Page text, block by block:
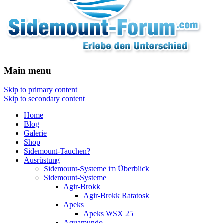
Main menu
Skip to primary content
Skip to secondary content
Home
Blog
Galerie
Shop
Sidemount-Tauchen?
Ausrüstung
Sidemount-Systeme im Überblick
Sidemount-Systeme
Agir-Brokk
Agir-Brokk Ratatosk
Apeks
Apeks WSX 25